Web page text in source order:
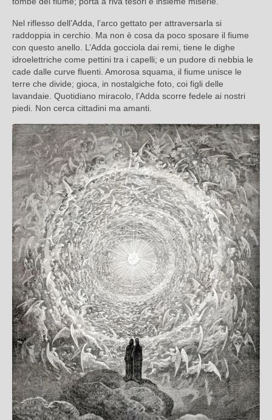
Nel riflesso dell’Adda, l’arco gettato per attraversarla si
raddoppia in cerchio. Ma non è cosa da poco sposare il fiume
con questo anello. L’Adda gocciola dai remi, tiene le dighe
idroelettriche come pettini tra i capelli; e un pudore di nebbia le
cade dalle curve fluenti. Amorosa squama, il fiume unisce le
terre che divide; gioca, in nostalgiche foto, coi figli delle
lavandaie. Quotidiano miracolo, l’Adda scorre fedele ai nostri
piedi. Non cerca cittadini ma amanti.